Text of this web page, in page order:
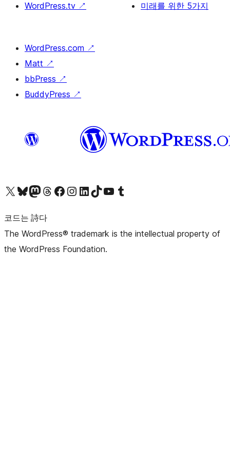
WordPress.tv ↗
미래를 위한 5가지
WordPress.com ↗
Matt ↗
bbPress ↗
BuddyPress ↗
X(이전 트위터) 계정 방문하기블루스카이 계정 방문하기마스토돈 계정 방문하기스레드 계정 방문하기 페이스북 페이지 방문하기인스타그램 계정 방문하기 LinkedIn 계정 방문하기틱톡 계정 방문하기유튜브 채널 방문하기 텀블러 계정 방문하기
코드는 詩다
The WordPress® trademark is the intellectual property of
the WordPress Foundation.